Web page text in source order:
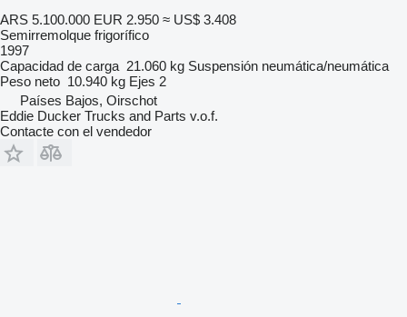
ARS 5.100.000 EUR 2.950 ≈ US$ 3.408
Semirremolque frigorífico
1997
Capacidad de carga 21.060 kg Suspensión neumática/neumática
Peso neto 10.940 kg Ejes 2
Países Bajos, Oirschot
Eddie Ducker Trucks and Parts v.o.f.
Contacte con el vendedor